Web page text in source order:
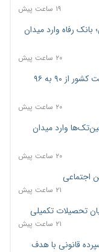
۱۹ ساعت پیش
بانک رفاه وارد میدان
۲۰ ساعت پیش
فشار اقتصادی در مسیر صعود؛ شاخص فلاکت کشور از ۹۰ به ۹۶
۲۰ ساعت پیش
فین‌تک‌ها وارد میدان
۲۰ ساعت پیش
۲۱ ساعت پیش
تحصیلات تکمیلی
۲۱ ساعت پیش
قانونی با هدف